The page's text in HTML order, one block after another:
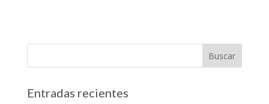
Entradas recientes